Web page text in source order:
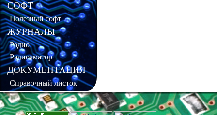
СОФТ
Полезный софт
ЖУРНАЛЫ
Радио
Радиоаматор
ДОКУМЕНТАЦИЯ
Справочный листок